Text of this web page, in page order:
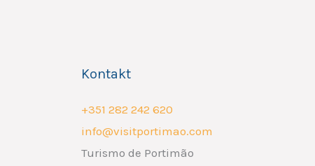
Kontakt
+351 282 242 620
info@visitportimao.com
Turismo de Portimão